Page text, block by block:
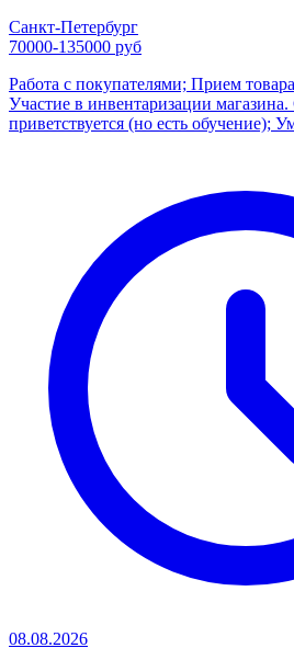
Санкт-Петербург
70000-135000 руб
Работа с покупателями; Прием
Участие в инвентаризации
приветствуется (но есть обучение);
08.08.2026